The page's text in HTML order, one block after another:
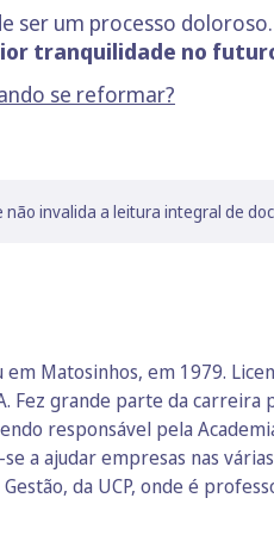
ser um processo
tranquilidade no
se reformar?
invalida a leitura integral de
em Matosinhos, em 1979.
Fez grande parte da
responsável pela
a ajudar empresas nas
da UCP, onde é